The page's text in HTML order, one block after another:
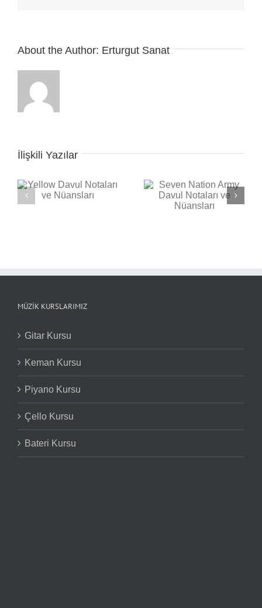
About the Author: Erturgut Sanat
İlişkili Yazılar
Seven Nation Army
Back in Black Davul
Notaları ve Nüansları
MÜZIK KURSLARIMIZ
Gitar Kursu
Keman Kursu
Piyano Kursu
Çello Kursu
Bateri Kursu